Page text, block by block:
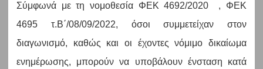
Σύμφωνά με τη νομοθεσία ΦΕΚ 4692/2020 , ΦΕΚ
4695 τ.Β΄/08/09/2022, όσοι συμμετείχαν στον
διαγωνισμό, καθώς και οι έχοντες νόμιμο δικαίωμα
ενημέρωσης, μπορούν να υποβάλουν ένσταση κατά